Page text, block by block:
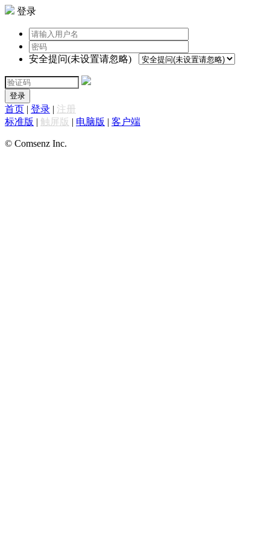
登录
安全提问(未设置请忽略)
登录
首页 | 登录 | 注册
标准版 | 触屏版 | 电脑版 | 客户端
© Comsenz Inc.